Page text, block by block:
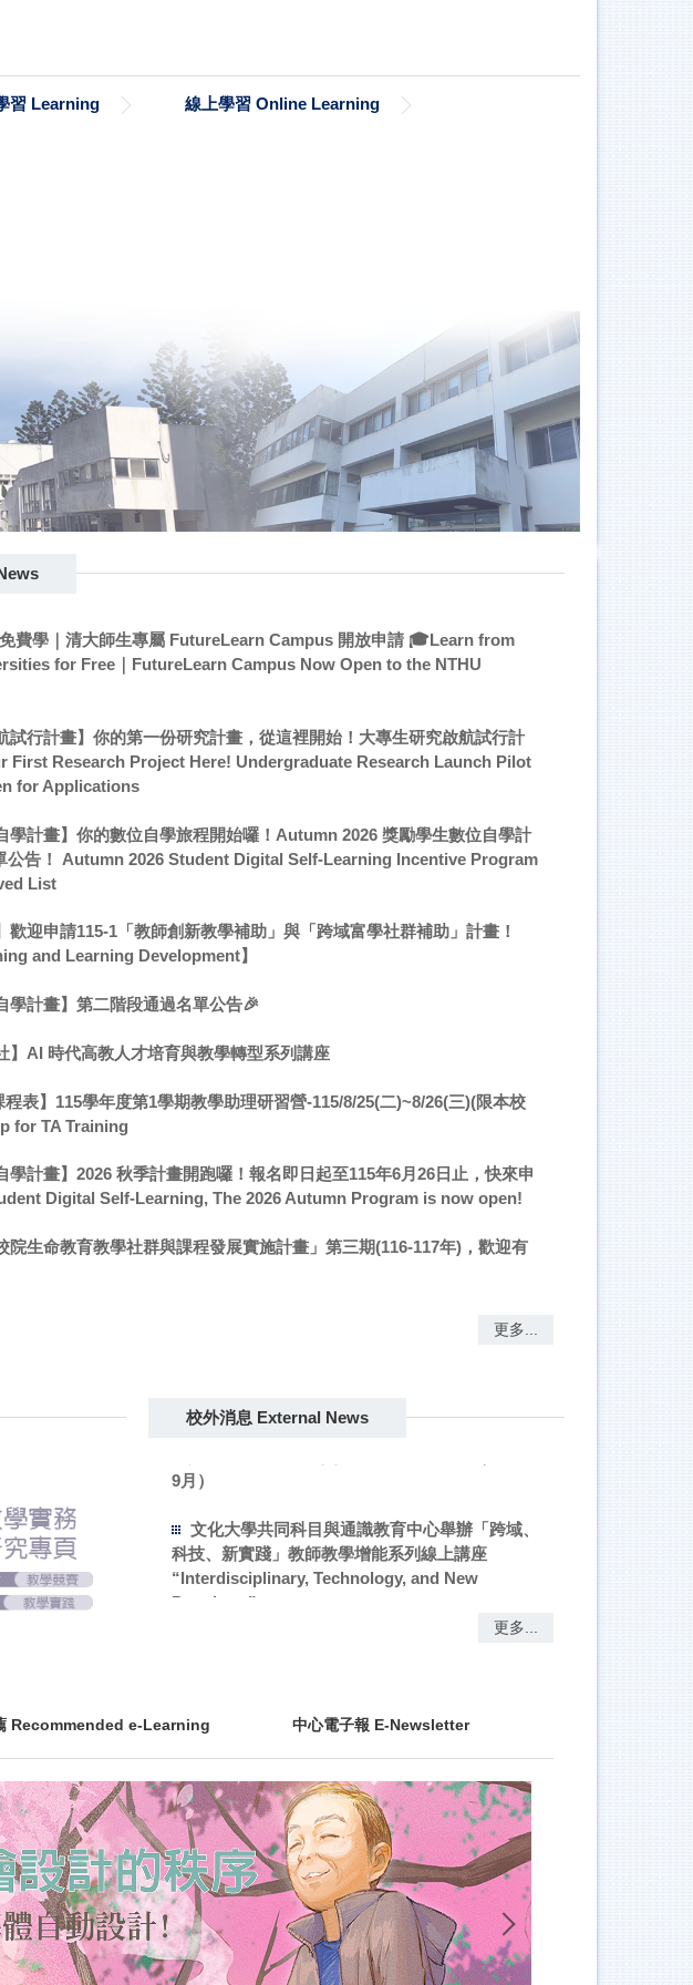
習 Learning 線上學習 Online Learning
費學｜清大師生專屬 FutureLearn Campus 開放申請 🎓Learn from
for Free｜FutureLearn Campus Now Open to the NTHU
試行計畫】你的第一份研究計畫，從這裡開始！大專生研究啟航試行計
First Research Project Here! Undergraduate Research Launch Pilot
for Applications
學計畫】你的數位自學旅程開始囉！Autumn 2026 獎勵學生數位自學計
公告！ Autumn 2026 Student Digital Self-Learning Incentive Program
List
歡迎申請115-1「教師創新教學補助」與「跨域富學社群補助」計畫！
and Learning Development】
學計畫】第二階段通過名單公告🎉
】AI 時代高教人才培育與教學轉型系列講座
程表】115學年度第1學期教學助理研習營-115/8/25(二)~8/26(三)(限本校
for TA Training
學計畫】2026 秋季計畫開跑囉！報名即日起至115年6月26日止，快來申
Digital Self-Learning, The 2026 Autumn Program is now open!
院生命教育教學社群與課程發展實施計畫」第三期(116-117年)，歡迎有
更多...
校外消息 External News
9月）
文化大學共同科目與通識教育中心舉辦「跨域、
科技、新實踐」教師教學增能系列線上講座
Practices.”
南臺學校財團法人南臺科技大學辦理「從傳遞者
國立高雄餐旅大學辦理「114-2教師增能系列講
Development Lecture Series.” Faculty members
are cordially invited to register and participate.
更多...
Recommended e-Learning 中心電子報 E-Newsletter